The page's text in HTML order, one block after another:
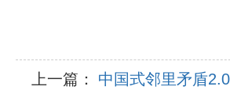
上一篇：
中国式邻里矛盾